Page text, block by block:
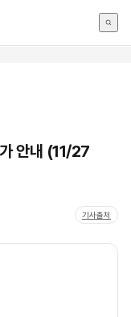
안내 (11/27
기사출처